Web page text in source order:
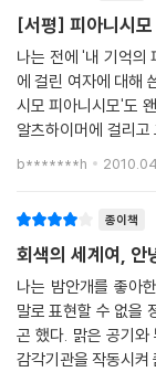
람의 전쟁에서도 양
세계 사람들이 알지
흑백의 차이를 알 수
피아니시모』에서는
니다. 요즘은 가상을
본 <마이니치 신문>
3. 절망의 시대에 희
최근 일본소설의 경
이노우에 히사시는 “
에 비해, 최근에는 일
한다. 이러한 분석은
[서평] 피아니시
나는 전에 '내 기억의
에 걸린 여자에 대해
시모 피아니시모'도
알츠하이머에 걸리
지 않는.. 아마 그런 줄
b*******h
종이책
회색의 세계여, 안
나는 밤안개를 좋아
말로 표현할 수 없을
곤 했다. 맑은 공기와
감각기관을 작동시켜